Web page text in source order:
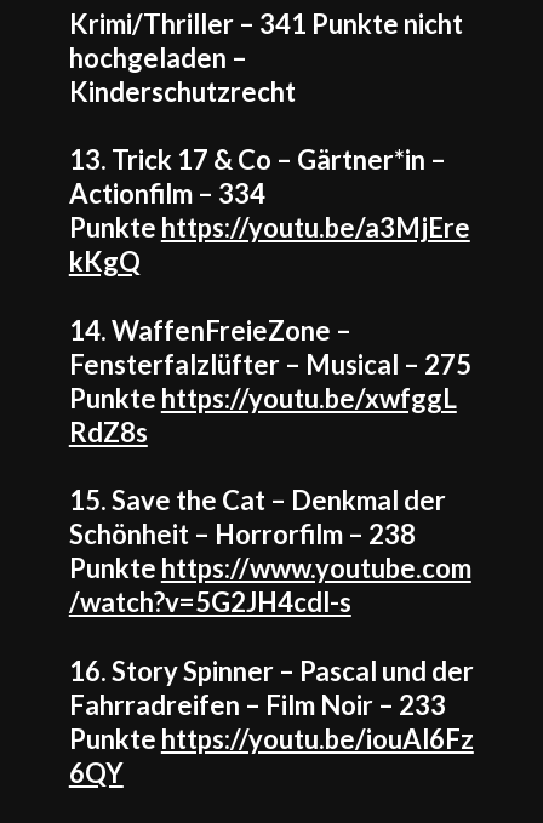
Krimi/Thriller – 341 Punkte nicht
hochgeladen –
Kinderschutzrecht
13. Trick 17 & Co – Gärtner*in –
Actionfilm – 334
Punkte https://youtu.be/a3MjEre
kKgQ
14. WaffenFreieZone –
Fensterfalzlüfter – Musical – 275
Punkte https://youtu.be/xwfggL
RdZ8s
15. Save the Cat – Denkmal der
Schönheit – Horrorfilm – 238
Punkte https://www.youtube.com
/watch?v=5G2JH4cdl-s
16. Story Spinner – Pascal und der
Fahrradreifen – Film Noir – 233
Punkte https://youtu.be/iouAl6Fz
6QY